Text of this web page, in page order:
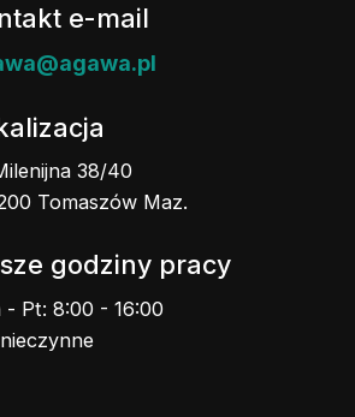
e-mail
38/40
Tomaszów Maz.
godziny pracy
- Pt: 8:00 - 16:00